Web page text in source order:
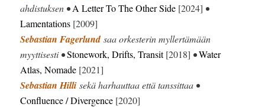
ahdistuksen •A Letter To The Other Side [2024] •
Lamentations [2009]
Sebastian Fagerlundsaa orkesterin myllertämään
myyttisesti •Stonework, Drifts, Transit[2018] •Water
Atlas, Nomade [2021]
Sebastian Hilli sekä harhauttaa että tanssittaa •
Confluence / Divergence [2020]